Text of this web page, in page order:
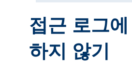
접근 로그
하지 않기